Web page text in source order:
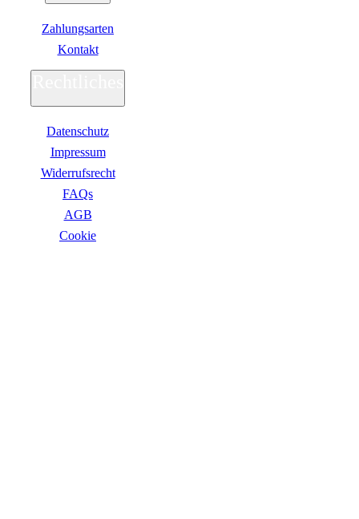
Zahlungsarten
Kontakt
Datenschutz
Impressum
Widerrufsrecht
FAQs
AGB
Сookie